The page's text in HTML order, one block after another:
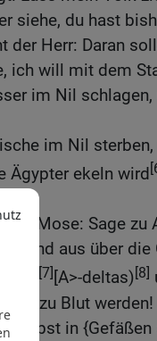
siehe, du hast
der Herr: Daran
ich will mit dem
im Nil
im Nil
Ägypter ekeln wird
zu Mose: Sage
Hand aus über
[7] [A>-deltas)[8]
sie zu Blut
selbst in {Gefäßen